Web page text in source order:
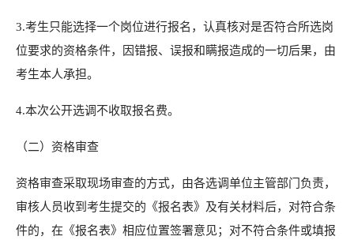
3.考生只能选择一个岗位进行报名，认真核对是否符合所选岗
位要求的资格条件，因错报、误报和瞒报造成的一切后果，由
考生本人承担。
4.本次公开选调不收取报名费。
（二）资格审查
资格审查采取现场审查的方式，由各选调单位主管部门负责，
审核人员收到考生提交的《报名表》及有关材料后，对符合条
件的，在《报名表》相应位置签署意见；对不符合条件或填报